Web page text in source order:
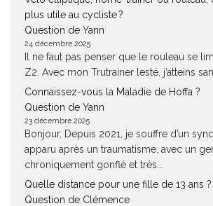
plus utile au cycliste ?
Question de Yann
24 décembre 2025
Il ne faut pas penser que le rouleau se
Z2. Avec mon Trutrainer lesté, j’atteins
Connaissez-vous la Maladie de Hoffa ?
Question de Yann
23 décembre 2025
Bonjour, Depuis 2021, je souffre d’un
apparu après un traumatisme, avec un
chroniquement gonflé et très...
Quelle distance pour une fille de 13 ans ?
Question de Clémence